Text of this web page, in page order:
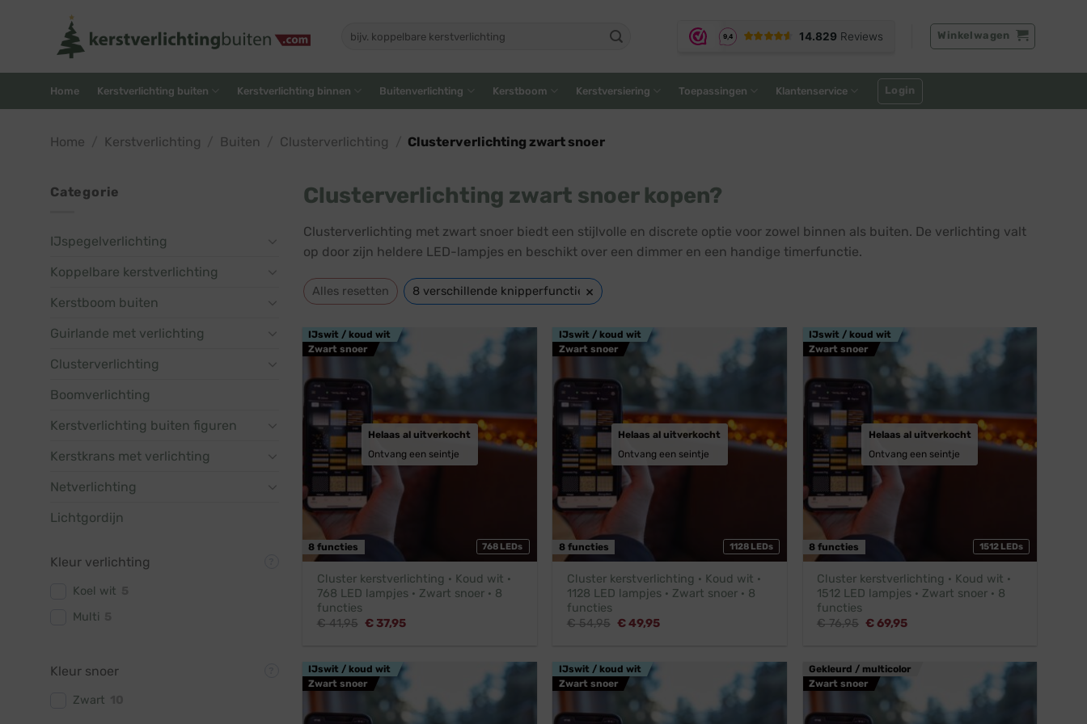
naar:
Winkelwagen
Home Kerstverlichting buiten Kerstverlichting binnen Buitenverlichting Kerstboom Kerstversiering Toepassingen Klantenservice Login
Home Kerstverlichting Buiten Clusterverlichting Clusterverlichting zwart snoer
Categorie
IJspegelverlichting
Koppelbare kerstverlichting
Kerstboom buiten
Guirlande met verlichting
Clusterverlichting
Boomverlichting
Kerstverlichting buiten figuren
Kerstkrans met verlichting
Netverlichting
Lichtgordijn
Kleur verlichting
Koel wit
Multi
Kleur snoer
Zwart
Clusterverlichting zwart snoer kopen?
Clusterverlichting met zwart snoer biedt een stijlvolle en discrete optie voor zowel binnen als buiten. De verlichting valt
op door zijn heldere LED-lampjes en beschikt over een dimmer en een handige timerfunctie.
Alles resetten 8 verschillende knipperfuncties×
768 LEDs
IJswit / koud wit
Zwart snoer
8 functies
Helaas al uitverkocht
Ontvang een seintje
Cluster kerstverlichting · Koud wit ·
768 LED lampjes · Zwart snoer · 8
functies
€41,95 Oorspronkelijke
€37,95Huidige
1128 LEDs
IJswit / koud wit
Zwart snoer
8 functies
Helaas al uitverkocht
Ontvang een seintje
Cluster kerstverlichting · Koud wit ·
1128 LED lampjes · Zwart snoer · 8
functies
€54,95 Oorspronkelijke
€49,95Huidige
1512 LEDs
IJswit / koud wit
Zwart snoer
8 functies
Helaas al uitverkocht
Ontvang een seintje
Cluster kerstverlichting · Koud wit ·
1512 LED lampjes · Zwart snoer · 8
functies
€76,95 Oorspronkelijke
€69,95Huidige
IJswit / koud wit
Zwart snoer
IJswit / koud wit
Zwart snoer
Gekleurd / multicolor
Zwart snoer